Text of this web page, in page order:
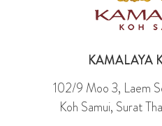
KAMALAYA
102/9 Moo 3, Laem
Koh Samui, Surat